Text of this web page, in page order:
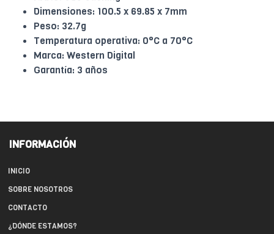
Dimensiones: 100.5 x 69.85 x 7mm
Peso: 32.7g
Temperatura operativa: 0°C a 70°C
Marca: Western Digital
Garantía: 3 años
INFORMACIÓN
INICIO
SOBRE NOSOTROS
CONTACTO
¿DÓNDE ESTAMOS?